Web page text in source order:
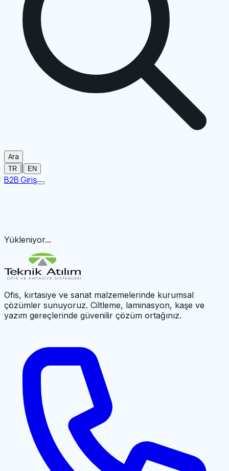
Ara
TR EN
B2B Giriş
Yükleniyor...
Ofis, kırtasiye ve sanat malzemelerinde kurumsal
çözümler sunuyoruz. Ciltleme, laminasyon, kaşe ve
yazım gereçlerinde güvenilir çözüm ortağınız.